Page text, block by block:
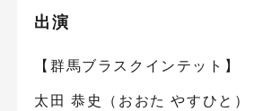
出演
【群馬ブラスクインテット】
太田 恭史（おおた やすひと